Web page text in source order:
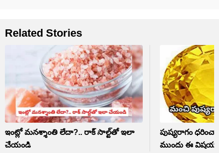
Related Stories
ఇంట్లో మనశ్శాంతి లేదా?.. రాక్ సాల్ట్‌తో ఇలా
చేయండి
పుష్యరాగం
ముందు ఈ